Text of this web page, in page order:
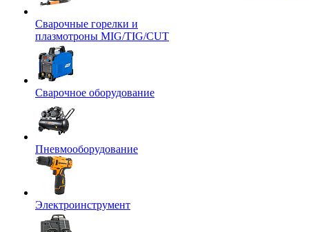
Сварочные горелки и
плазмотроны MIG/TIG/CUT
Сварочное оборудование
Пневмооборудование
Электроинструмент